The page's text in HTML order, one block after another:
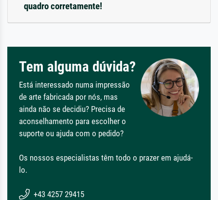
quadro corretamente!
Tem alguma dúvida?
Está interessado numa impressão
de arte fabricada por nós, mas
ainda não se decidiu? Precisa de
aconselhamento para escolher o
suporte ou ajuda com o pedido?
Os nossos especialistas têm todo o prazer em ajudá-
lo.
+43 4257 29415